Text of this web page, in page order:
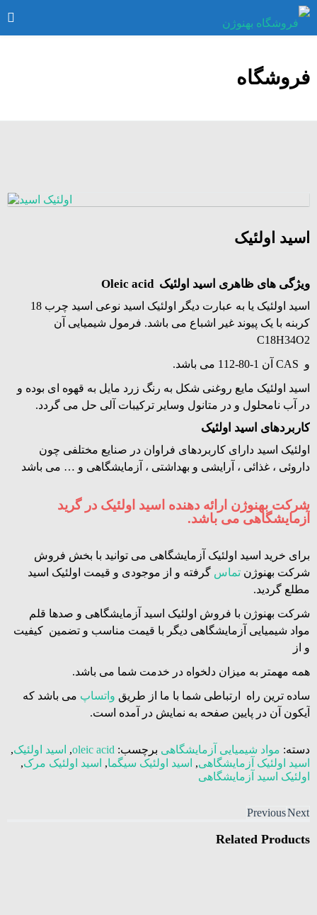
فروشگاه
اسید اولئیک
ویژگی های ظاهری اسید اولئیک Oleic acid
اسید اولئیک یا به عبارت دیگر اولئیک اسید نوعی اسید چرب 18
کربنه با یک پیوند غیر اشباع می باشد. فرمول شیمیایی آن
C18H34O2
و CAS آن 1-80-112 می باشد.
اسید اولئیک مایع روغنی شکل به رنگ زرد مایل به قهوه ای بوده و
در آب نامحلول و در متانول وسایر ترکیبات آلی حل می گردد.
کاربردهای اسید اولئیک
اولئیک اسید دارای کاربردهای فراوان در صنایع مختلفی چون
داروئی ، غذائی ، آرایشی و بهداشتی ، آزمایشگاهی و … می باشد
شرکت بهنوژن ارائه دهنده اسید اولئیک در گرید
آزمایشگاهی می باشد.
برای خرید اسید اولئیک آزمایشگاهی می توانید با بخش فروش
شرکت بهنوژن تماس گرفته و از موجودی و قیمت اولئیک اسید
مطلع گردید.
شرکت بهنوژن با فروش اولئیک اسید آزمایشگاهی و صدها قلم
مواد شیمیایی آزمایشگاهی دیگر با قیمت مناسب و تضمین کیفیت
و از
همه مهمتر به میزان دلخواه در خدمت شما می باشد.
ساده ترین راه ارتباطی شما با ما از طریق واتساپ می باشد که
آیکون آن در پایین صفحه به نمایش در آمده است.
دسته: مواد شیمیایی آزمایشگاهی برچسب: oleic acid
, اسید اولئیک,
اسید اولئیک آزمایشگاهی, اسید اولئیک سیگما, اسید اولئیک مرک,
اولئیک اسید آزمایشگاهی
PreviousNext
Related Products